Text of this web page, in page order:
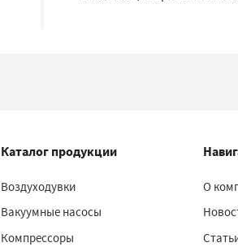
Каталог продукции
Воздуходувки
Вакуумные насосы
Компрессоры
О